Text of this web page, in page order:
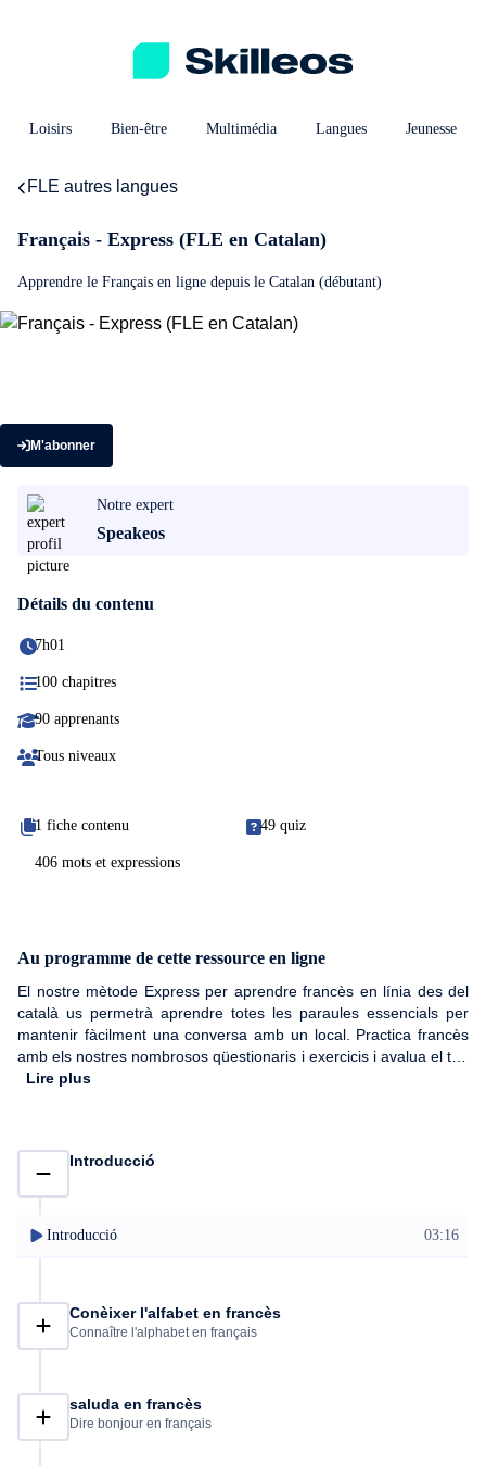
Loisirs Bien-être Multimédia Langues Jeunesse
FLE autres langues
Français - Express (FLE en Catalan)
Apprendre le Français en ligne depuis le Catalan (débutant)
M'abonner
Notre expert
Speakeos
Détails du contenu
7h01
100 chapitres
90 apprenants
Tous niveaux
1 fiche contenu 49 quiz
406 mots et expressions
Au programme de cette ressource en ligne
El nostre mètode Express per aprendre francès en línia des del
català us permetrà aprendre totes les paraules essencials per
mantenir fàcilment una conversa amb un local. Practica francès
amb els nostres nombrosos qüestionaris i exercicis i avalua el teu
progrés a mesura que avances. Aquest curs està pensat per a
banda qualsevol aprensió abans de la vostra sortida!
Lire plus
Introducció
Introducció 03:16
Conèixer l'alfabet en francès
Connaître l'alphabet en français
saluda en francès
Dire bonjour en français